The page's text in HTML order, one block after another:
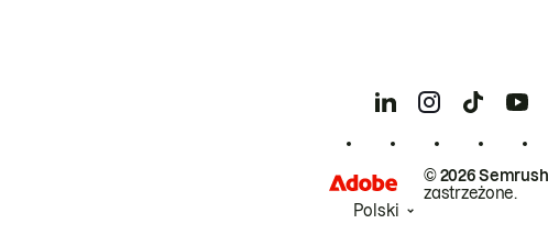
© 2026
zastrzeżone.
Polski